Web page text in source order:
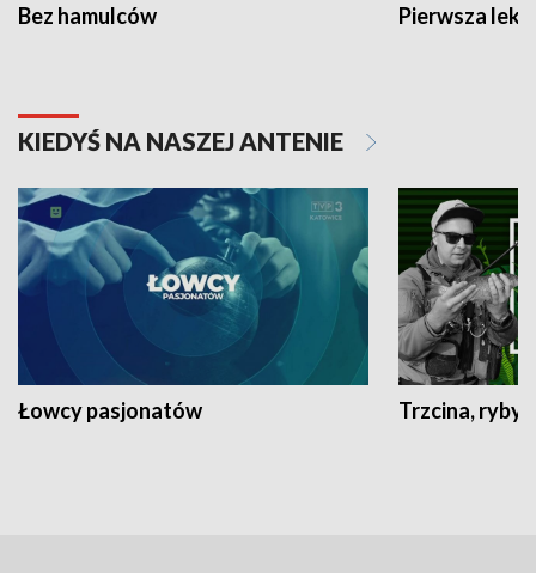
Bez hamulców Pierwsza
KIEDYŚ NA NASZEJ ANTENIE
Łowcy pasjonatów Trzcina, ryby